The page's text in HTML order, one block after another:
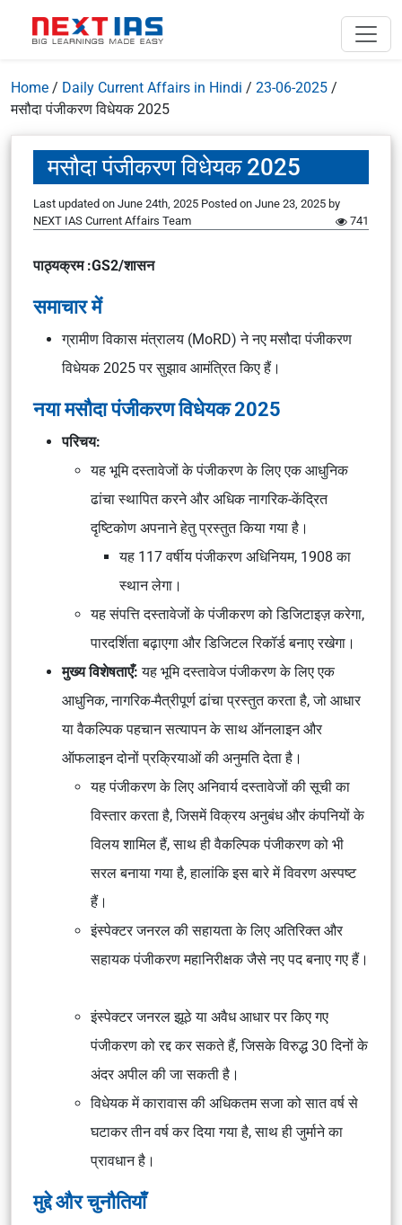
Home / Daily Current Affairs in Hindi / 23-06-2025 /
मसौदा पंजीकरण विधेयक 2025
मसौदा पंजीकरण विधेयक 2025
Last updated on June 24th, 2025 Posted on June 23, 2025 by
NEXT IAS Current Affairs Team
741
पाठ्यक्रम :GS2/शासन
समाचार में
ग्रामीण विकास मंत्रालय (MoRD) ने नए मसौदा पंजीकरण
विधेयक 2025 पर सुझाव आमंत्रित किए हैं।
नया मसौदा पंजीकरण विधेयक 2025
परिचय:
यह भूमि दस्तावेजों के पंजीकरण के लिए एक आधुनिक
ढांचा स्थापित करने और अधिक नागरिक-केंद्रित
दृष्टिकोण अपनाने हेतु प्रस्तुत किया गया है।
यह 117 वर्षीय पंजीकरण अधिनियम, 1908 का
स्थान लेगा।
यह संपत्ति दस्तावेजों के पंजीकरण को डिजिटाइज़ करेगा,
पारदर्शिता बढ़ाएगा और डिजिटल रिकॉर्ड बनाए रखेगा।
मुख्य विशेषताएँ: यह भूमि दस्तावेज पंजीकरण के लिए एक
आधुनिक, नागरिक-मैत्रीपूर्ण ढांचा प्रस्तुत करता है, जो आधार
या वैकल्पिक पहचान सत्यापन के साथ ऑनलाइन और
ऑफलाइन दोनों प्रक्रियाओं की अनुमति देता है।
यह पंजीकरण के लिए अनिवार्य दस्तावेजों की सूची का
विस्तार करता है, जिसमें विक्रय अनुबंध और कंपनियों के
विलय शामिल हैं, साथ ही वैकल्पिक पंजीकरण को भी
सरल बनाया गया है, हालांकि इस बारे में विवरण अस्पष्ट
हैं।
इंस्पेक्टर जनरल की सहायता के लिए अतिरिक्त और
सहायक पंजीकरण महानिरीक्षक जैसे नए पद बनाए गए हैं।
इंस्पेक्टर जनरल झूठे या अवैध आधार पर किए गए
पंजीकरण को रद्द कर सकते हैं, जिसके विरुद्ध 30 दिनों के
अंदर अपील की जा सकती है।
विधेयक में कारावास की अधिकतम सजा को सात वर्ष से
घटाकर तीन वर्ष कर दिया गया है, साथ ही जुर्माने का
प्रावधान है।
मुद्दे और चुनौतियाँ